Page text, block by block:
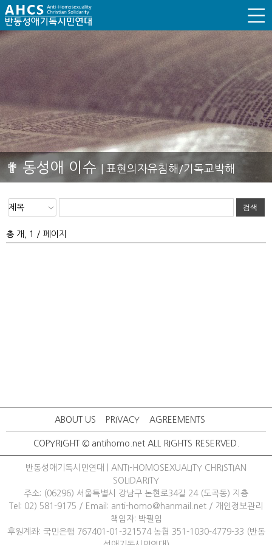
✟ 동성애 이슈 | 표현의자유침해/기독교박해
총 개, 1 / 페이지
ABOUT US PRIVACY AGREEMENTS
COPYRIGHT © antihomo.net ALL RIGHTS RESERVED.
반동성애기독시민연대 | ANTI-HOMOSEXUALITY CHRISTIAN
SOLIDARITY
주소: (06296) 서울특별시 강남구 논현로34길 24 (도곡동) 지층
Tel: 02) 581-9175 / Email: anti-homo@hanmail.net / 개인정보관리
책임자: 박필임
후원계좌: 국민은행 767401-01-321574 농협 351-1030-4779-33 (반동